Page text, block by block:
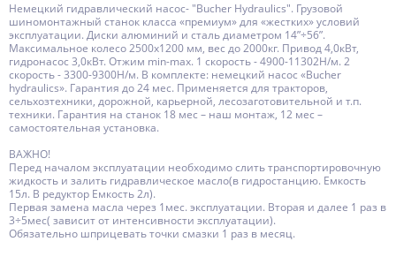
Немецкий гидравлический насос- "Bucher Hydraulics". Грузовой
шиномонтажный станок класса «премиум» для «жестких» условий
эксплуатации. Диски алюминий и сталь диаметром 14”÷56”.
Максимальное колесо 2500х1200 мм, вес до 2000кг. Привод 4,0кВт,
гидронасос 3,0кВт. Отжим min-max. 1 скорость - 4900-11302Н/м. 2
скорость - 3300-9300Н/м. В комплекте: немецкий насос «Bucher
hydraulics». Гарантия до 24 мес. Применяется для тракторов,
сельхозтехники, дорожной, карьерной, лесозаготовительной и т.п.
техники. Гарантия на станок 18 мес – наш монтаж, 12 мес –
самостоятельная установка.
ВАЖНО!
Перед началом эксплуатации необходимо слить транспортировочную
жидкость и залить гидравлическое масло(в гидростанцию. Емкость
15л. В редуктор Емкость 2л).
Первая замена масла через 1мес. эксплуатации. Вторая и далее 1 раз в
3÷5мес( зависит от интенсивности эксплуатации).
Обязательно шприцевать точки смазки 1 раз в месяц.